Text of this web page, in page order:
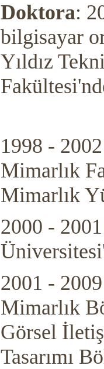
Doktora:
bilgisayar
Yıldız
1998 -
Mimarlık
Mimarlık
2000 -
2001 -
Mimarlık
Görsel
Tasarımı